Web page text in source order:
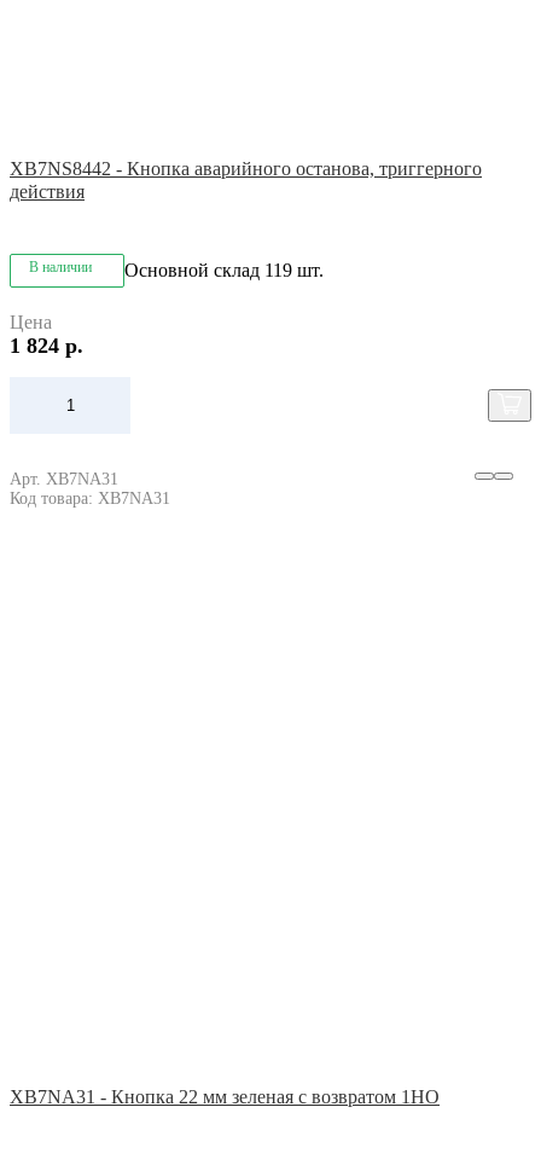
XB7NS8442 - Кнопка аварийного останова, триггерного
действия
В наличии Основной склад 119 шт.
Цена
1 824 р.
Арт. XB7NA31
Код товара: XB7NA31
XB7NA31 - Кнопка 22 мм зеленая с возвратом 1НО